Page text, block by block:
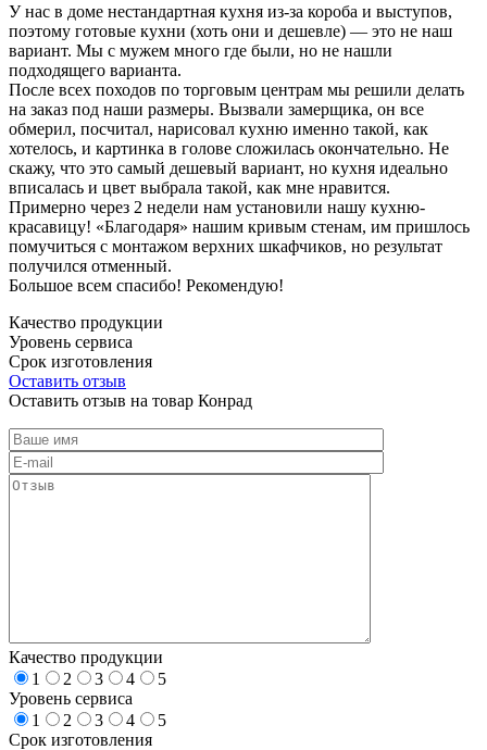
У нас в доме нестандартная кухня из-за короба и выступов,
поэтому готовые кухни (хоть они и дешевле) — это не наш
вариант. Мы с мужем много где были, но не нашли
подходящего варианта.
После всех походов по торговым центрам мы решили делать
на заказ под наши размеры. Вызвали замерщика, он все
обмерил, посчитал, нарисовал кухню именно такой, как
хотелось, и картинка в голове сложилась окончательно. Не
скажу, что это самый дешевый вариант, но кухня идеально
вписалась и цвет выбрала такой, как мне нравится.
Примерно через 2 недели нам установили нашу кухню-
красавицу! «Благодаря» нашим кривым стенам, им пришлось
помучиться с монтажом верхних шкафчиков, но результат
получился отменный.
Большое всем спасибо! Рекомендую!
Качество продукции
Уровень сервиса
Срок изготовления
Оставить отзыв
Оставить отзыв на товар Конрад
Качество продукции
1
2 3 4
5
Уровень сервиса
1
2 3 4
5
Срок изготовления